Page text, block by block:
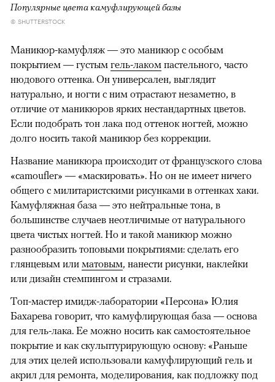
Популярные цвета камуфлирующей базы
© SHUTTERSTOCK
Маникюр-камуфляж — это маникюр с особым
покрытием — густым гель-лаком пастельного, часто
нюдового оттенка. Он универсален, выглядит
натурально, и ногти с ним отрастают незаметно, в
отличие от маникюров ярких нестандартных цветов.
Если подобрать тон лака под оттенок ногтей, можно
долго носить такой маникюр без коррекции.
Название маникюра происходит от французского слова
«camoufler» — «маскировать». Но он не имеет ничего
общего с милитаристскими рисунками в оттенках хаки.
Камуфляжная база — это нейтральные тона, в
большинстве случаев неотличимые от натурального
цвета чистых ногтей. Но и такой маникюр можно
разнообразить топовыми покрытиями: сделать его
глянцевым или матовым, нанести рисунки, наклейки
или дизайн стемпингом и стразами.
Топ-мастер имидж-лаборатории «Персона» Юлия
Бахарева говорит, что камуфлирующая база — основа
для гель-лака. Ее можно носить как самостоятельное
покрытие и как скульптурирующую основу: «Раньше
для этих целей использовали камуфлирующий гель и
акрил для ремонта, моделирования, как подложку под